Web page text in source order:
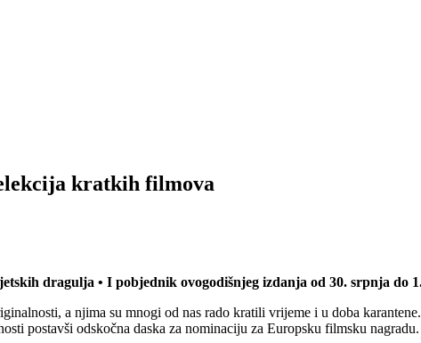
kratkih filmova
dragulja • I pobjednik ovogodišnjeg izdanja od 30. srpnja do
a njima su mnogi od nas rado kratili vrijeme i u doba
postavši odskočna daska za nominaciju za Europsku filmsku nagradu.